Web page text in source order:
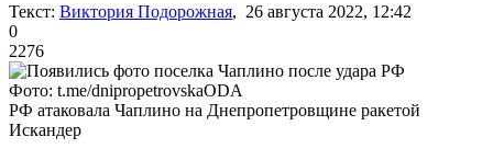
Текст: Виктория Подорожная, 26 августа 2022, 12:42
0
2276
Фото: t.me/dnipropetrovskaODA
РФ атаковала Чаплино на Днепропетровщине ракетой
Искандер